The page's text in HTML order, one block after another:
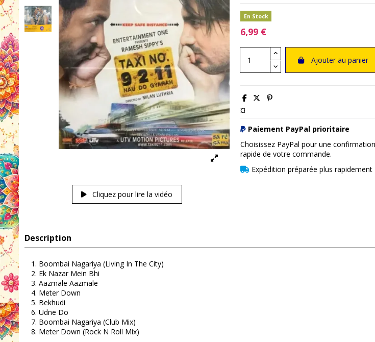
Cliquez pour lire la vidéo
En Stock
6,99 €
Ajouter au panier
¤
Paiement PayPal prioritaire
Choisissez PayPal pour une
rapide de votre commande.
Expédition préparée plus
Description
Boombai Nagariya (Living In The City)
Ek Nazar Mein Bhi
Aazmale Aazmale
Meter Down
Bekhudi
Udne Do
Boombai Nagariya (Club Mix)
Meter Down (Rock N Roll Mix)